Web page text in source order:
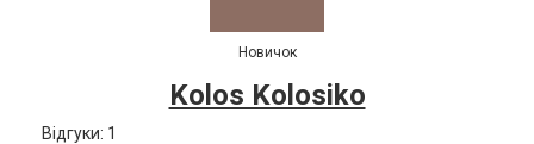
Новичок
Kolos Kolosiko
Відгуки: 1